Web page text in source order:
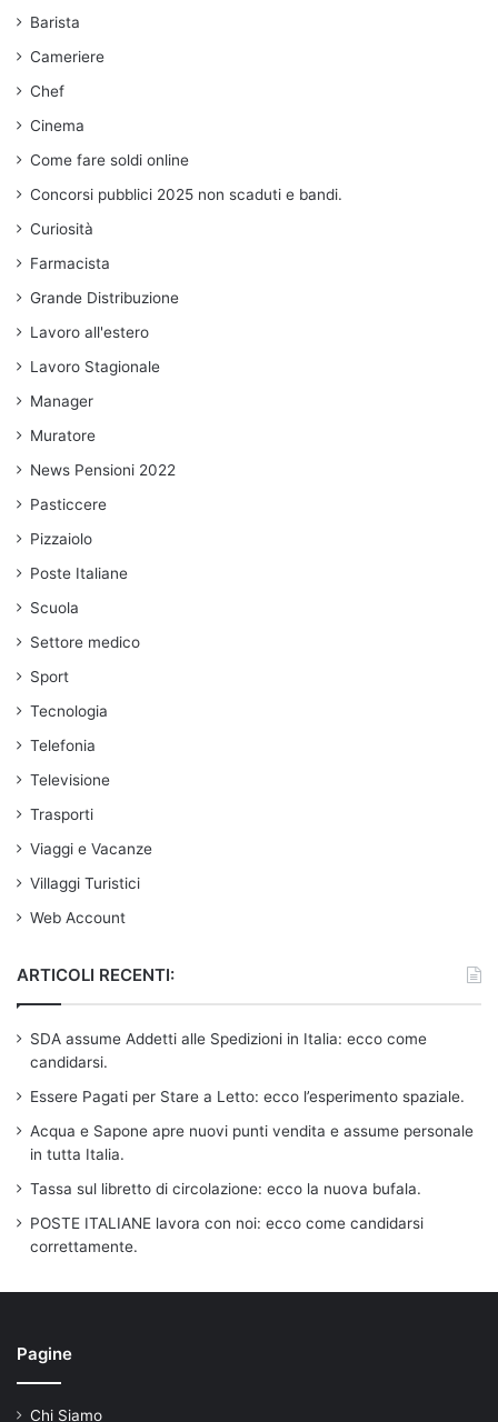
Barista
Cameriere
Chef
Cinema
Come fare soldi online
Concorsi pubblici 2025 non scaduti e bandi.
Curiosità
Farmacista
Grande Distribuzione
Lavoro all'estero
Lavoro Stagionale
Manager
Muratore
News Pensioni 2022
Pasticcere
Pizzaiolo
Poste Italiane
Scuola
Settore medico
Sport
Tecnologia
Telefonia
Televisione
Trasporti
Viaggi e Vacanze
Villaggi Turistici
Web Account
ARTICOLI RECENTI:
SDA assume Addetti alle Spedizioni in Italia: ecco come
candidarsi.
Essere Pagati per Stare a Letto: ecco l’esperimento spaziale.
Acqua e Sapone apre nuovi punti vendita e assume personale
in tutta Italia.
Tassa sul libretto di circolazione: ecco la nuova bufala.
POSTE ITALIANE lavora con noi: ecco come candidarsi
correttamente.
Pagine
Chi Siamo